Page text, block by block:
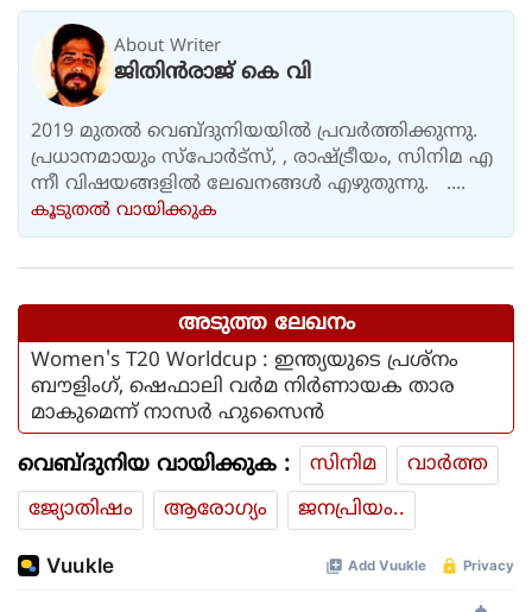
About Writer
ജിതിൻരാജ് കെ വി
2019 മുതൽ വെബ്ദുനിയയിൽ പ്രവർത്തിക്കുന്നു.
പ്രധാനമായും സ്പോർട്സ്, , രാഷ്ട്രീയം, സിനിമ എ
ന്നീ വിഷയങ്ങളിൽ ലേഖനങ്ങൾ എഴുതുന്നു. ....
കൂടുതല്‍ വായിക്കുക
അടുത്ത ലേഖനം
Women's T20 Worldcup : ഇന്ത്യയുടെ പ്രശ്നം
ബൗളിംഗ്, ഷെഫാലി വർമ നിർണായക താര
മാകുമെന്ന് നാസർ ഹുസൈൻ
വെബ്ദുനിയ വായിക്കുക : സിനിമ
വാര്‍ത്ത
ജ്യോതിഷം
ആരോഗ്യം ജനപ്രിയം..